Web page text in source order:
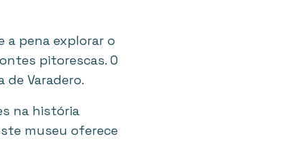
a pena explorar o
pitorescas. O
de Varadero.
na história
museu oferece